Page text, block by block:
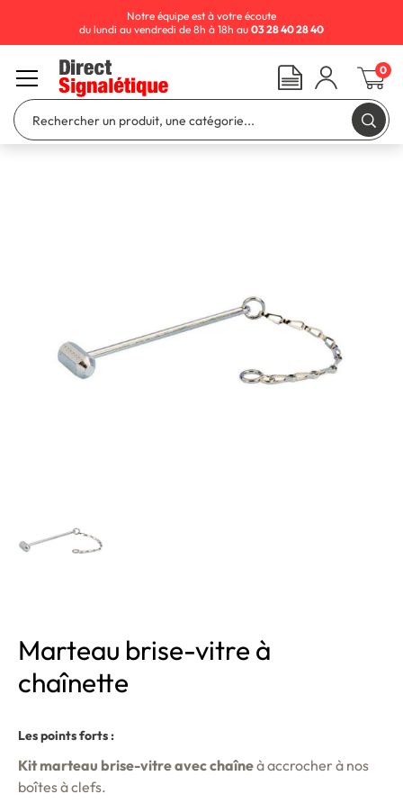
Marteau brise-vitre à
chaînette
Les points forts :
Kit marteau brise-vitre avec chaîneà accrocher à nos
boîtes à clefs.
Notre équipe est à votre écoute
du lundi au vendredi de 8h à 18h au 03 28 40 28 40
0